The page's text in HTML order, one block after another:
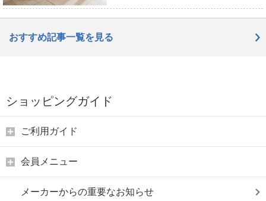
おすすめ記事一覧を見る
ショッピングガイド
ご利用ガイド
会員メニュー
メーカーからの重要なお知らせ